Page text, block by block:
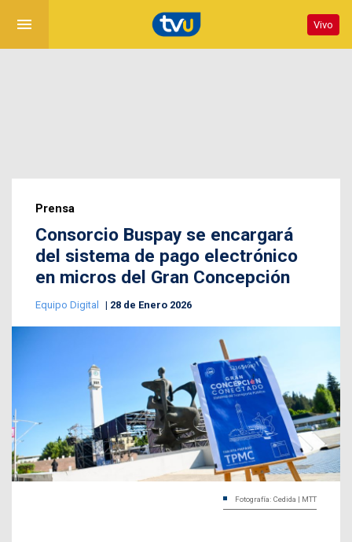
menu Vivo
Prensa
Consorcio Buspay se encargará
del sistema de pago electrónico
en micros del Gran Concepción
Equipo Digital 28 de Enero 2026
Fotografía: Cedida | MTT